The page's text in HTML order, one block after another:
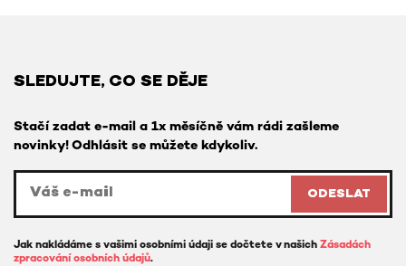
SLEDUJTE, CO SE DĚJE
Stačí zadat e-mail a 1x měsíčně vám rádi zašleme
novinky! Odhlásit se můžete kdykoliv.
ODESLAT
Jak nakládáme s vašimi osobními údaji se dočtete v našich Zásadách
zpracování osobních údajů.